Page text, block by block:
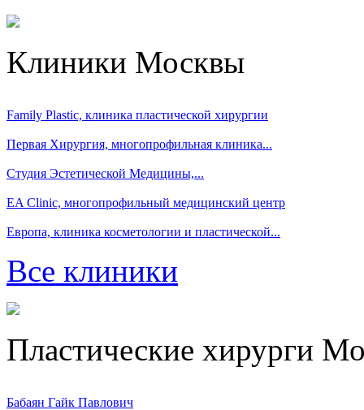
Клиники Москвы
Family Plastic, клиника пластической хирургии
Первая Хирургия, многопрофильная клиника...
Студия Эстетической Медицины,...
EA Clinic, многопрофильный медицинский центр
Европа, клиника косметологии и пластической...
Все клиники
Пластические хирурги
Бабаян Гайк Павлович